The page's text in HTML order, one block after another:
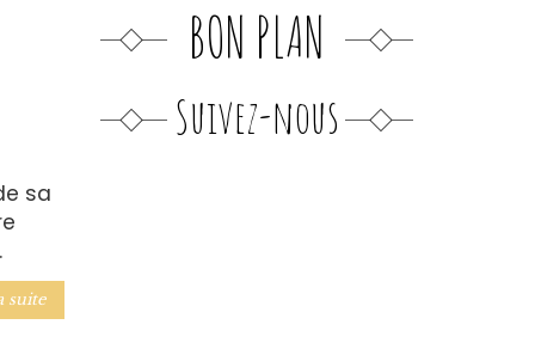
sa
suite
BON PLAN
Suivez-nous